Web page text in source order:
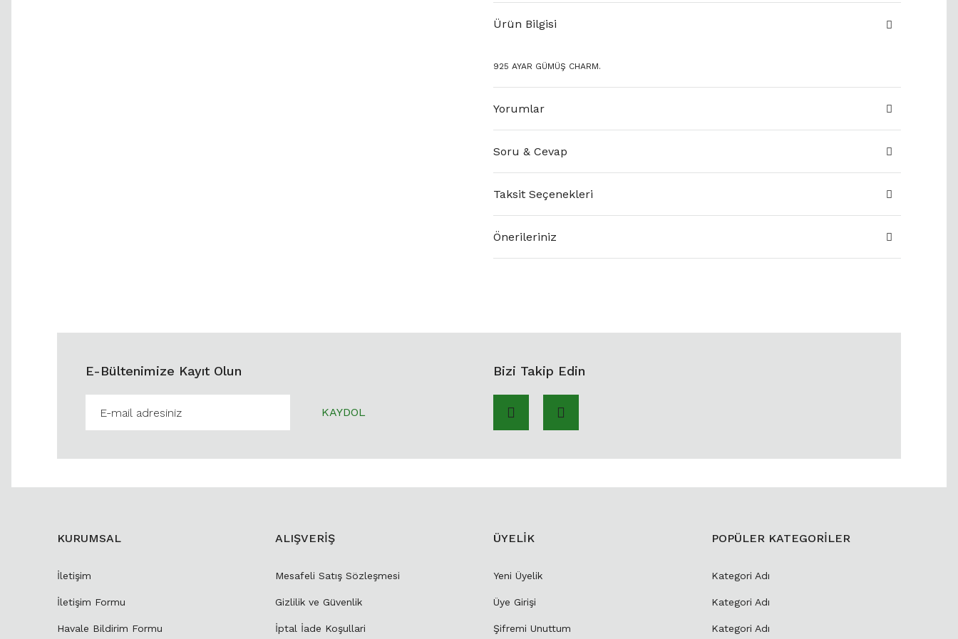
Ürün Bilgisi
925 AYAR GÜMÜŞ CHARM.
Yorumlar
Soru & Cevap
Taksit Seçenekleri
Önerileriniz
E-Bültenimize Kayıt Olun
KAYDOL
Bizi Takip Edin
KURUMSAL
İletişim
İletişim Formu
Havale Bildirim Formu
ALIŞVERİŞ
Mesafeli Satış Sözleşmesi
Gizlilik ve Güvenlik
İptal İade Koşullari
ÜYELİK
Yeni Üyelik
Üye Girişi
Şifremi Unuttum
POPÜLER KATEGORİLER
Kategori Adı
Kategori Adı
Kategori Adı